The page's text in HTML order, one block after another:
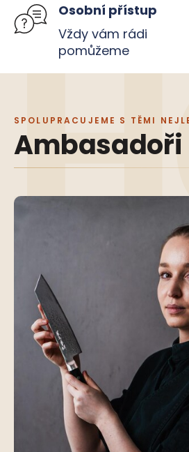
Osobní přístup
Vždy vám rádi
pomůžeme
SPOLUPRACUJEME S TĚMI
Ambasadoři